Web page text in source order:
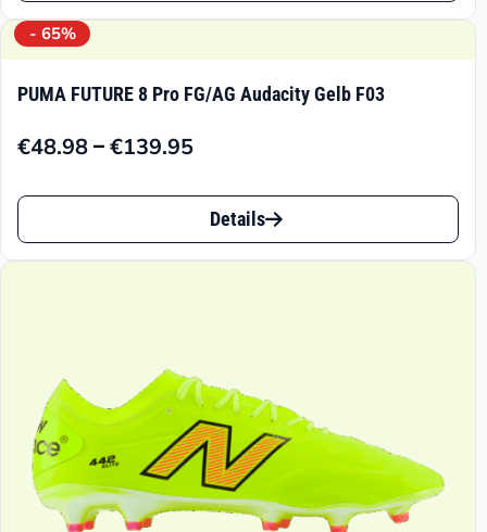
weist
auf.
Die
Optionen
können
Produktseite
gewählt
werden
- 65%
PUMA FUTURE 8 Pro FG/AG Audacity Gelb F03
€48.98–€139.95
Preisspanne:
€139.95
Dieses
Produkt
auf.
Die
Optionen
können
Details